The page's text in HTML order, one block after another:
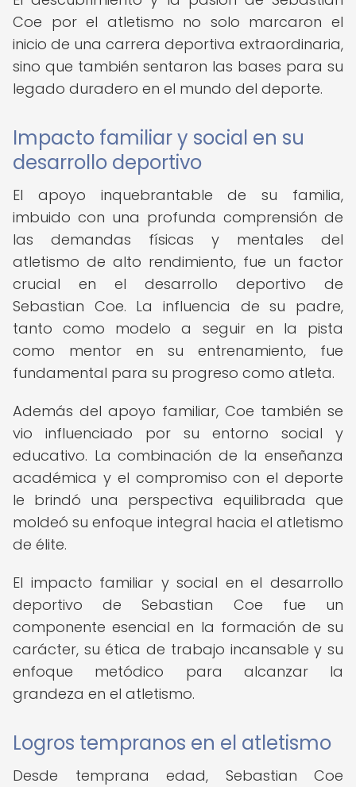
Coe por el atletismo no solo marcaron el
inicio de una carrera deportiva extraordinaria,
sino que también sentaron las bases para su
legado duradero en el mundo del deporte.
Impacto familiar y social en su
desarrollo deportivo
El apoyo inquebrantable de su familia,
imbuido con una profunda comprensión de
las demandas físicas y mentales del
atletismo de alto rendimiento, fue un factor
crucial en el desarrollo deportivo de
Sebastian Coe. La influencia de su padre,
tanto como modelo a seguir en la pista
como mentor en su entrenamiento, fue
fundamental para su progreso como atleta.
Además del apoyo familiar, Coe también se
vio influenciado por su entorno social y
educativo. La combinación de la enseñanza
académica y el compromiso con el deporte
le brindó una perspectiva equilibrada que
moldeó su enfoque integral hacia el atletismo
de élite.
El impacto familiar y social en el desarrollo
deportivo de Sebastian Coe fue un
componente esencial en la formación de su
carácter, su ética de trabajo incansable y su
enfoque metódico para alcanzar la
grandeza en el atletismo.
Logros tempranos en el atletismo
Desde temprana edad, Sebastian Coe